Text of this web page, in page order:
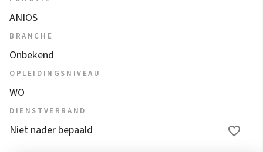
ANIOS
BRANCHE
Onbekend
OPLEIDINGSNIVEAU
WO
DIENSTVERBAND
Niet nader bepaald